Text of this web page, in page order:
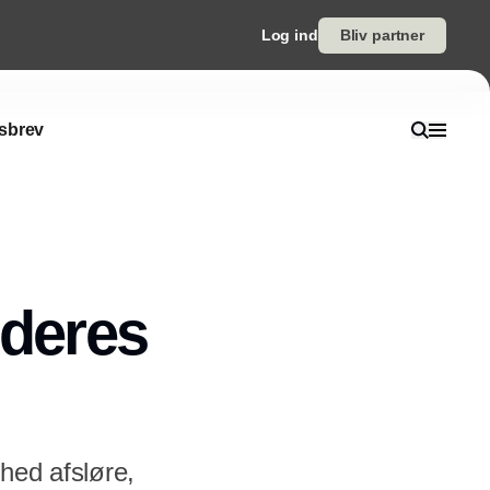
Log ind Bliv partner
afsløre,